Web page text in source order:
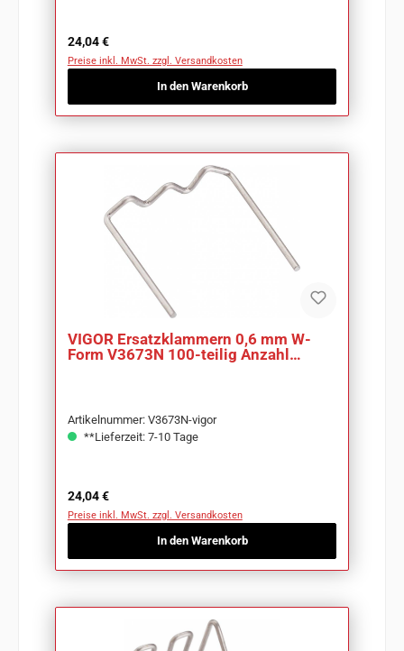
Regulärer Preis:
24,04 €
Preise inkl. MwSt. zzgl. Versandkosten
In den Warenkorb
VIGOR Ersatzklammern 0,6 mm W-
Form V3673N 100-teilig Anzahl
Artikelnummer: V3673N-vigor
**Lieferzeit: 7-10 Tage
Regulärer Preis:
24,04 €
Preise inkl. MwSt. zzgl. Versandkosten
In den Warenkorb